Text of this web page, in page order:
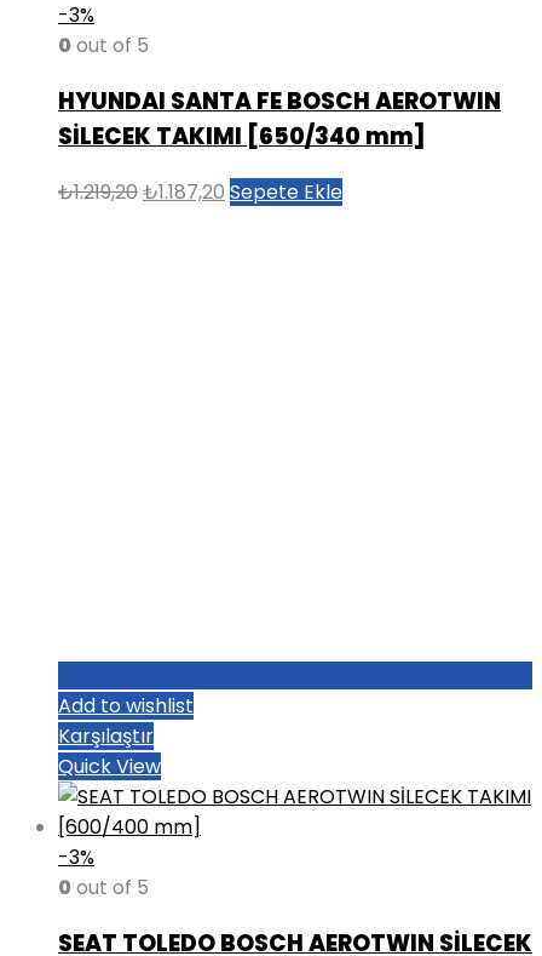
-3%
0 out of 5
HYUNDAI SANTA FE BOSCH AEROTWIN
SİLECEK TAKIMI [650/340 mm]
₺1.219,20Orijinal
₺1.187,20 Şu
Sepete Ekle
Add to wishlist
Karşılaştır
Quick View
-3%
0 out of 5
SEAT TOLEDO BOSCH AEROTWIN SİLECEK